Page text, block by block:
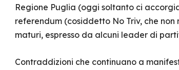
Regione Puglia (oggi soltanto ci
referendum (cosiddetto No Triv, che
maturi, espresso da alcuni leader di
Contraddizioni che continuano a